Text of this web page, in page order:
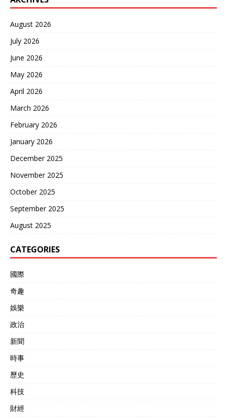
August 2026
July 2026
June 2026
May 2026
April 2026
March 2026
February 2026
January 2026
December 2025
November 2025
October 2025
September 2025
August 2025
CATEGORIES
國際
奇趣
娛樂
政治
新聞
時事
歷史
科技
財經